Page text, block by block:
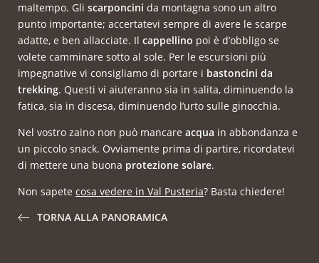
maltempo. Gli scarponcini da montagna sono un altro
punto importante; accertatevi sempre di avere le scarpe
adatte, e ben allacciate. Il cappellino poi è d’obbligo se
volete camminare sotto al sole. Per le escursioni più
impegnative vi consigliamo di portare i bastoncini da
trekking. Questi vi aiuteranno sia in salita, diminuendo la
fatica, sia in discesa, diminuendo l’urto sulle ginocchia.
Nel vostro zaino non può mancare acqua in abbondanza e
un piccolo snack. Ovviamente prima di partire, ricordatevi
di mettere una buona protezione solare.
Non sapete cosa vedere in Val Pusteria? Basta chiedere!
TORNA ALLA PANORAMICA